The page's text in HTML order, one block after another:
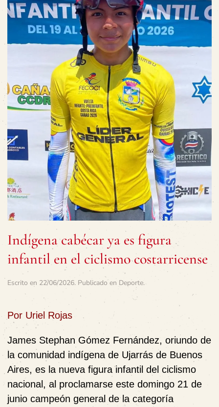
Indígena cabécar ya es figura
infantil en el ciclismo costarricense
Escrito en 22/06/2026. Publicado en Deporte.
Por Uriel Rojas
James Stephan Gómez Fernández, oriundo de
la comunidad indígena de Ujarrás de Buenos
Aires, es la nueva figura infantil del ciclismo
nacional, al proclamarse este domingo 21 de
junio campeón general de la categoría